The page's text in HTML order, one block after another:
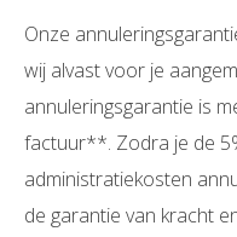
Onze
wij alvast voor je
annuleringsgarantie is
factuur**. Zodra je de
administratiekosten
de garantie van kracht